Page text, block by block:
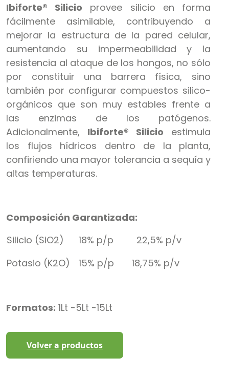
Ibiforte® Silicio provee silicio en forma
fácilmente asimilable, contribuyendo a
mejorar la estructura de la pared celular,
aumentando su impermeabilidad y la
resistencia al ataque de los hongos, no sólo
por constituir una barrera física, sino
también por configurar compuestos silico-
orgánicos que son muy estables frente a
las enzimas de los patógenos.
Adicionalmente, Ibiforte® Silicio estimula
los flujos hídricos dentro de la planta,
confiriendo una mayor tolerancia a sequía y
altas temperaturas.
Composición Garantizada:
Silicio (SiO2)
18% p/p 22,5% p/v
Potasio (K2O)
15% p/p 18,75% p/v
Formatos: 1Lt -5Lt -15Lt
Volver a productos